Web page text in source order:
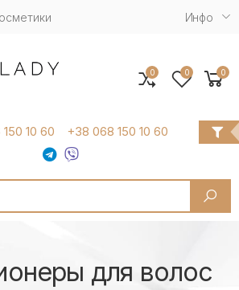
Инфо
menu
10 60 +38 068 150 10 60
0 0 0
для волос